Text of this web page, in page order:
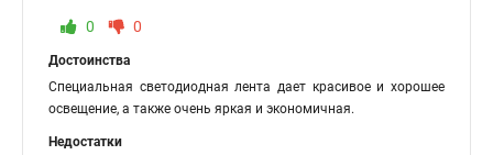
0 0
Достоинства
Специальная светодиодная лента дает красивое и хорошее
освещение, а также очень яркая и экономичная.
Недостатки